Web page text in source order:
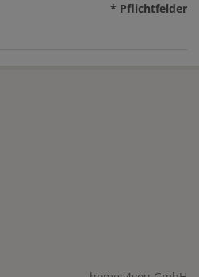
* Pflichtfelder